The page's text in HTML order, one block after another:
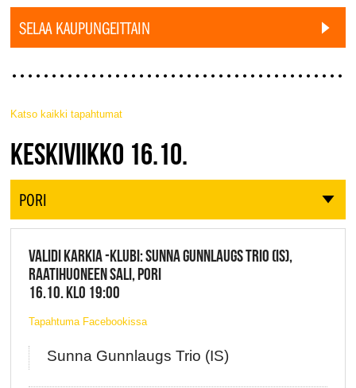
SELAA KAUPUNGEITTAIN
Katso kaikki tapahtumat
JAZZ FINLAND LIVE
KESKIVIIKKO 16.10.
PORI
VALIDI KARKIA -KLUBI: SUNNA GUNNLAUGS TRIO (IS),
RAATIHUONEEN SALI, PORI
16.10. KLO 19:00
Tapahtuma Facebookissa
Sunna Gunnlaugs Trio (IS)